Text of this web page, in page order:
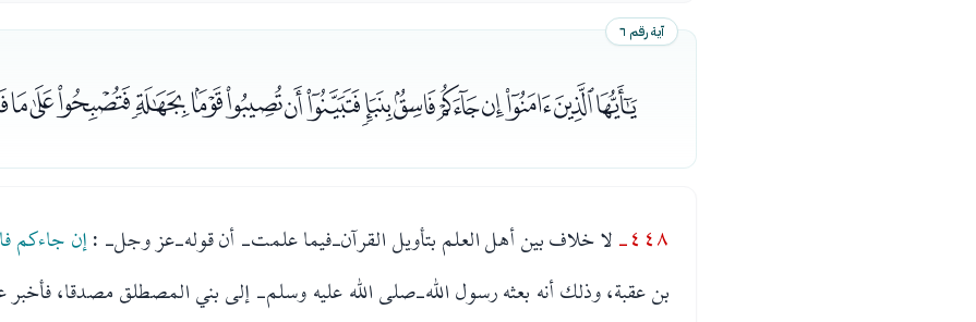
آية رقم ٦
٤٤٨- لا خلاف بين أهل العلم بتأويل القرآن-فيما علمت- أن قوله-عز وجل- :إن جاءكم
بن عقبة، وذلك أنه بعثه رسول الله-صلى الله عليه وسلم- إلى بني المصطلق مصدقا، فأخبر